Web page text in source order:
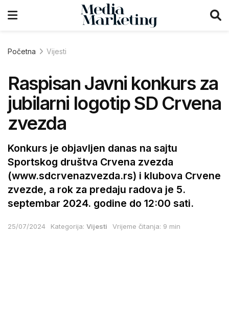
Početna Vijesti
Raspisan Javni konkurs za
jubilarni logotip SD Crvena
zvezda
Konkurs je objavljen danas na sajtu
Sportskog društva Crvena zvezda
(www.sdcrvenazvezda.rs) i klubova Crvene
zvezde, a rok za predaju radova je 5.
septembar 2024. godine do 12:00 sati.
25/07/2024 Kategorija: Vijesti Vrijeme čitanja: 9 min